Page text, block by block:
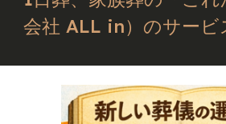
会社 ALL in）のサービ